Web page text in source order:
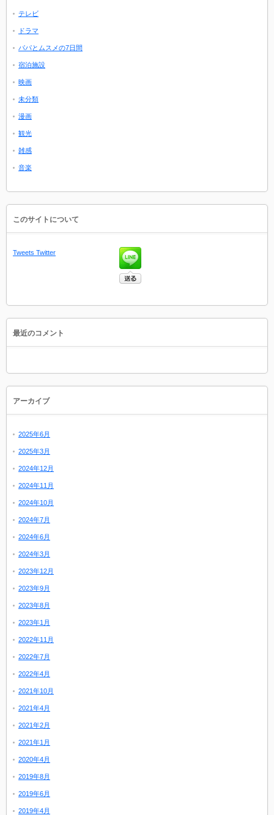
テレビ
ドラマ
パパとムスメの7日間
宿泊施設
映画
未分類
漫画
観光
雑感
音楽
このサイトについて
Tweets Twitter
最近のコメント
アーカイブ
2025年6月
2025年3月
2024年12月
2024年11月
2024年10月
2024年7月
2024年6月
2024年3月
2023年12月
2023年9月
2023年8月
2023年1月
2022年11月
2022年7月
2022年4月
2021年10月
2021年4月
2021年2月
2021年1月
2020年4月
2019年8月
2019年6月
2019年4月